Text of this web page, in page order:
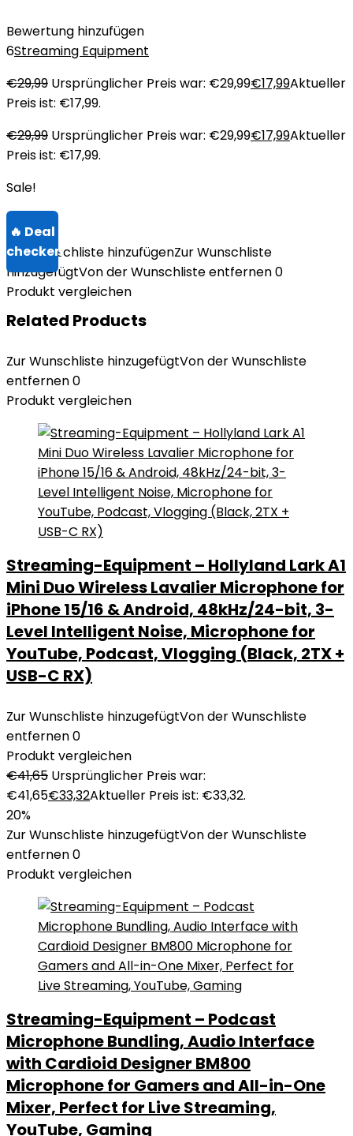
Bewertung hinzufügen
6Streaming Equipment
€29,99 Ursprünglicher Preis war: €29,99€17,99Aktueller
Preis ist: €17,99.
€29,99 Ursprünglicher Preis war: €29,99€17,99Aktueller
Preis ist: €17,99.
Sale!
Zur Wunschliste hinzufügenZur Wunschliste
hinzugefügtVon der Wunschliste entfernen0
Produkt vergleichen
Related Products
Zur Wunschliste hinzugefügtVon der Wunschliste
entfernen0
Produkt vergleichen
Streaming-Equipment – Hollyland Lark A1
Mini Duo Wireless Lavalier Microphone for
iPhone 15/16 & Android, 48kHz/24-bit, 3-
Level Intelligent Noise, Microphone for
YouTube, Podcast, Vlogging (Black, 2TX +
USB-C RX)
Zur Wunschliste hinzugefügtVon der Wunschliste
entfernen0
Produkt vergleichen
€41,65 Ursprünglicher Preis war:
€41,65€33,32Aktueller Preis ist: €33,32.
20%
Zur Wunschliste hinzugefügtVon der Wunschliste
entfernen0
Produkt vergleichen
Streaming-Equipment – Podcast
Microphone Bundling, Audio Interface
with Cardioid Designer BM800
Microphone for Gamers and All-in-One
Mixer, Perfect for Live Streaming,
YouTube, Gaming